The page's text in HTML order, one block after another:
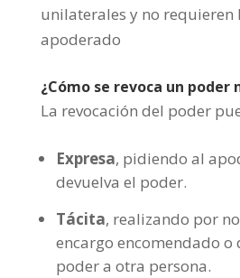
unilaterales y no requieren
apoderado
¿Cómo se revoca un poder
La revocación del poder
Expresa, pidiendo al
devuelva el poder.
Tácita, realizando por
encargo encomendado o
poder a otra persona.